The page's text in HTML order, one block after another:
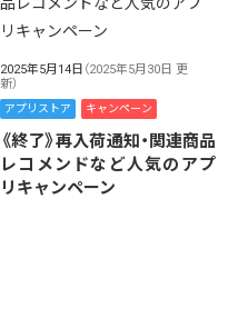
2025年5月14日 （2025年5月30日 更
新）
アプリストア キャンペーン
《終了》再入荷通知・関連商品
レコメンドなど人気のアプ
リキャンペーン